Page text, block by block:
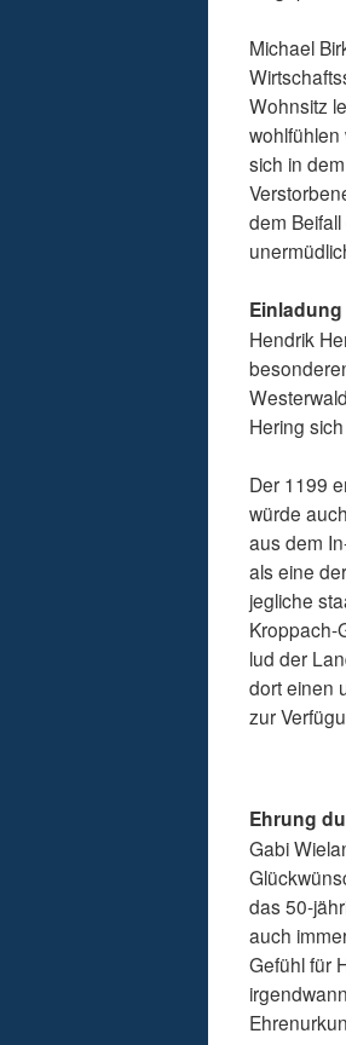
Michael
Wohnsitz
sich in
dem
Hendrik
Hering
Der 1199
würde
aus dem
als eine
jegliche
Kroppach-
lud der
dort einen
zur
Ehrung
Gabi
das 50-
auch
Gefühl für